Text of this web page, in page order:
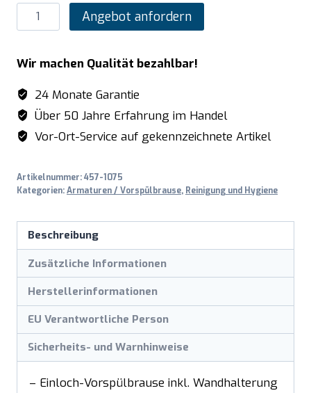
SARO
Einloch-
schwarz
Modell
MEGGY
Menge
Angebot anfordern
Wir machen Qualität bezahlbar!
24 Monate Garantie
Über 50 Jahre Erfahrung im Handel
Vor-Ort-Service auf gekennzeichnete Artikel
Artikelnummer:457-1075
Kategorien:Armaturen / Vorspülbrause, Reinigung und Hygiene
Beschreibung
Zusätzliche Informationen
Herstellerinformationen
EU Verantwortliche Person
Sicherheits- und Warnhinweise
– Einloch-Vorspülbrause inkl. Wandhalterung